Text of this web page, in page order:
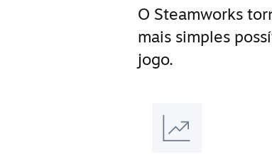
O Steamworks
mais simples
jogo.